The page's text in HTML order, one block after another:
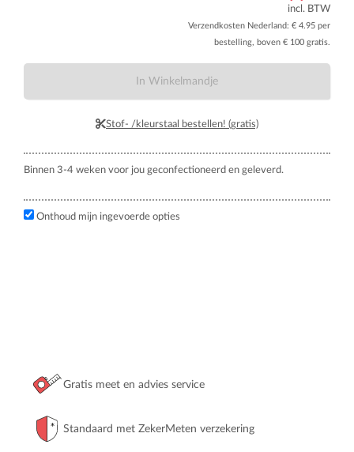
incl. BTW
Verzendkosten Nederland: € 4.95 per
bestelling, boven € 100 gratis.
In Winkelmandje
Stof- /kleurstaal bestellen! (gratis)
Binnen 3-4 weken voor jou geconfectioneerd en geleverd.
Onthoud mijn ingevoerde opties
Gratis meet en advies service
Standaard met ZekerMeten verzekering